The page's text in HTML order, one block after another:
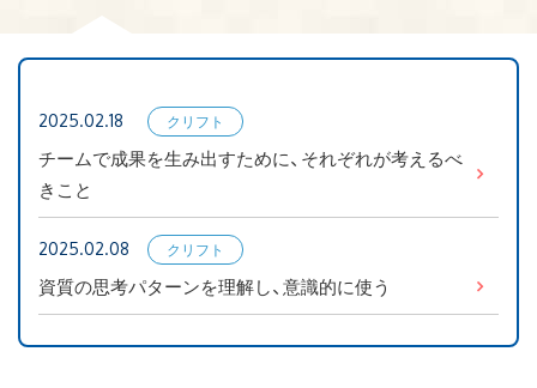
クリフトンストレングス®（ストレングスファインダー®）
ストレングスコーチング／セミナー
研修・人材育成／組織開発支援
コーチ紹介
お客様の声
2025.02.18
クリフト
ンストレ
ングス
チームで成果を生み出すために、それぞれが考えるべ
きこと
2025.02.08
クリフト
ンストレ
ングス
資質の思考パターンを理解し、意識的に使う